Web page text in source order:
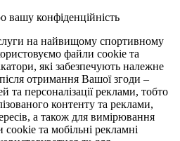
вашу конфіденційність
на найвищому спортивному
файли cookie та
які забезпечують належне
отримання Вашої згоди –
та персоналізації реклами, тобто
контенту та реклами,
а також для вимірювання
та мобільні рекламні